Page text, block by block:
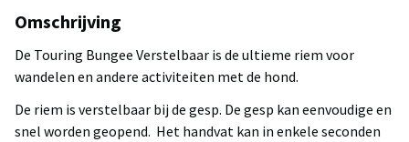
Omschrijving
De Touring Bungee Verstelbaar is de ultieme riem voor
wandelen en andere activiteiten met de hond.
De riem is verstelbaar bij de gesp. De gesp kan eenvoudige en
snel worden geopend. Het handvat kan in enkele seconden